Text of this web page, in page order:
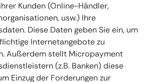
Kunden (Online-Händler,
usw.) Ihre
Diese Daten geben Sie ein, um
Internetangebote zu
Außerdem stellt Micropayment
(z.B. Banken) diese
Einzug der Forderungen zur